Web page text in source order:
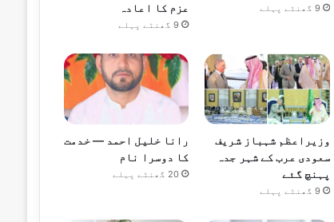
9 گھنٹے پہلے
عزم کا اعادہ
9 گھنٹے پہلے
وزیراعظم شہباز شریف
سعودی عرب کے شہر جدہ
پہنچ گئے
9 گھنٹے پہلے
رانا خلیل احمد — خدمت
کا دوسرا نام
20 گھنٹے پہلے